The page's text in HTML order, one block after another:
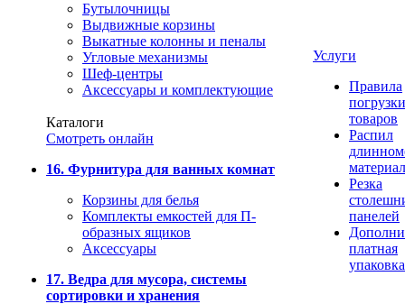
Бутылочницы
Выдвижные корзины
Выкатные колонны и пеналы
Угловые механизмы
Шеф-центры
Аксессуары и комплектующие
Каталоги
Смотреть онлайн
16. Фурнитура для ванных комнат
Корзины для белья
Комплекты емкостей для П-
образных ящиков
Аксессуары
17. Ведра для мусора, системы
сортировки и хранения
Услуги
Правила
погрузки
товаров
Распил
Резка
панелей
платная
упаковка